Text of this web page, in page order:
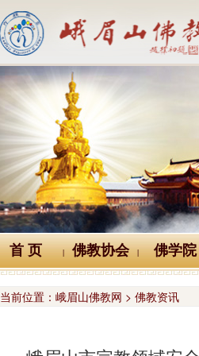
首 页 | 佛教协会 | 佛学院
当前位置： 峨眉山佛教网 > 佛教资讯